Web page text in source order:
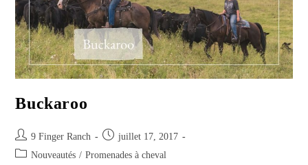
Buckaroo
Post
author:
9 Finger Ranch
Post
published:
juillet 17, 2017
PostNouveautés / Promenades à cheval